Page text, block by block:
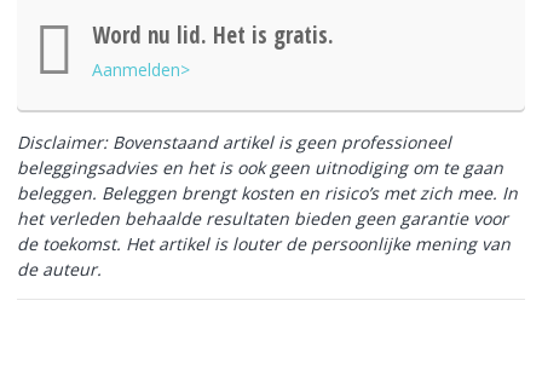
Word nu lid. Het is gratis.
Aanmelden>
Disclaimer: Bovenstaand artikel is geen professioneel
beleggingsadvies en het is ook geen uitnodiging om te gaan
beleggen. Beleggen brengt kosten en risico’s met zich mee. In
het verleden behaalde resultaten bieden geen garantie voor
de toekomst. Het artikel is louter de persoonlijke mening van
de auteur.